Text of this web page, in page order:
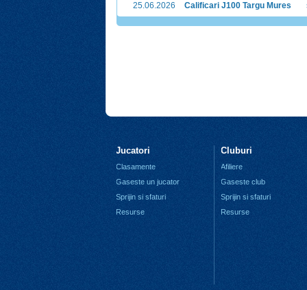
25.06.2026
Calificari J100 Targu Mures
Jucatori
Clasamente
Gaseste un jucator
Sprijin si sfaturi
Resurse
Cluburi
Afiliere
Gaseste club
Sprijin si sfaturi
Resurse